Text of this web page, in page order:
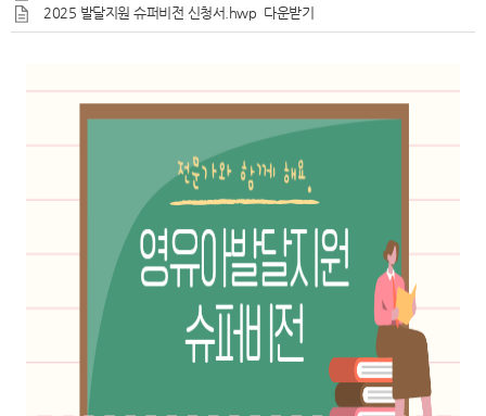
2025 발달지원 슈퍼비전 신청서.hwp 다운받기